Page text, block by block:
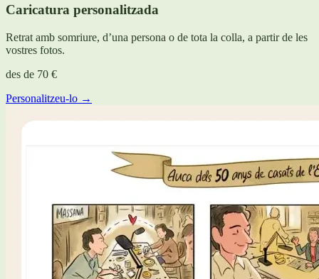
Caricatura personalitzada
Retrat amb somriure, d’una persona o de tota la colla, a partir de les
vostres fotos.
des de 70 €
Personalitzeu-lo →